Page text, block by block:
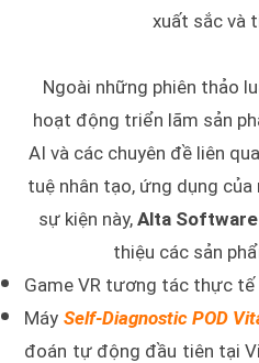
xuất sắc và
Ngoài những phiên thảo
hoạt động triển lãm sản
AI và các chuyên đề liên
tuệ nhân tạo, ứng dụng
sự kiện này, Alta Software
thiệu các sản
Game VR tương tác thực tế
Máy Self-Diagnostic POD
đoán tự động đầu tiên tại